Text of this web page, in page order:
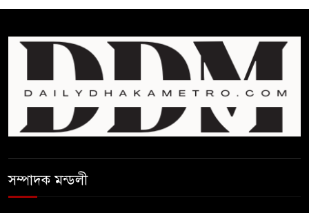
ব্যবস্থা নিবে সরকার : প্রধানমন্ত্রীর
বাংলাদেশে বিনিয়োগ ও দক্ষ শ্রমিক
নিতে আগ্রহী সৌদি আরব
ব্রাজিলের ফুটবলারকে গুলি করে
সম্পাদক মন্ডলী